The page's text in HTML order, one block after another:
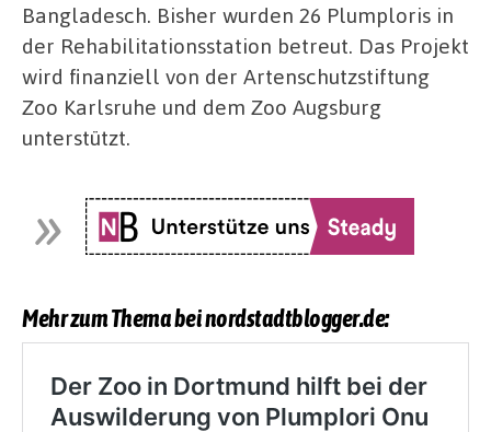
Bangladesch. Bisher wurden 26 Plumploris in
der Rehabilitationsstation betreut. Das Projekt
wird finanziell von der Artenschutzstiftung
Zoo Karlsruhe und dem Zoo Augsburg
unterstützt.
Mehr zum Thema bei nordstadtblogger.de: